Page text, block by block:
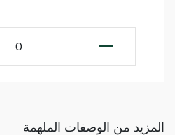
0
المزيد من الوصفات الملهمة